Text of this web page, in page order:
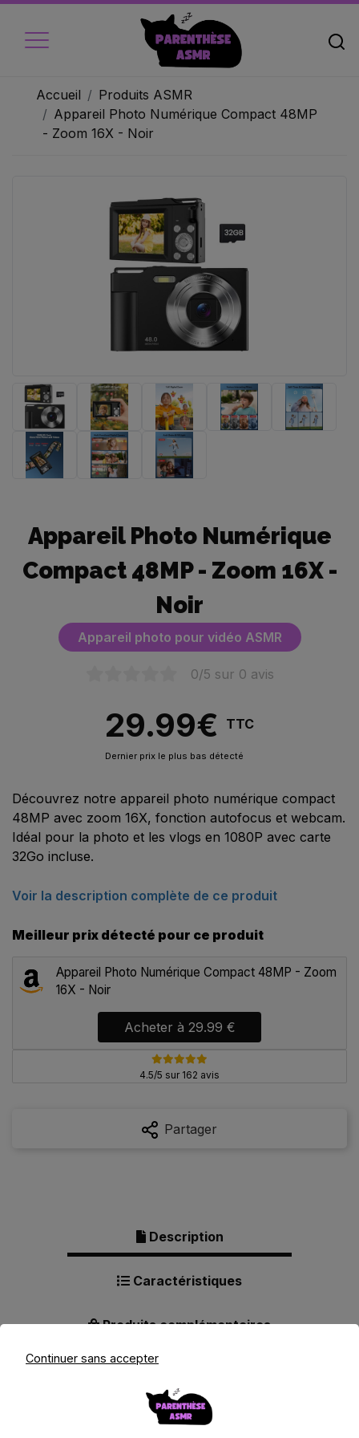
Accueil
Produits ASMR
Appareil Photo Numérique Compact 48MP
- Zoom 16X - Noir
Appareil Photo Numérique
Compact 48MP - Zoom 16X -
Noir
Appareil photo pour vidéo ASMR
0/5 sur 0 avis
29.99€ TTC
Dernier prix le plus bas détecté
Découvrez notre appareil photo numérique compact
48MP avec zoom 16X, fonction autofocus et webcam.
Idéal pour la photo et les vlogs en 1080P avec carte
32Go incluse.
Voir la description complète de ce produit
Meilleur prix détecté pour ce produit
Appareil Photo Numérique Compact 48MP - Zoom
16X - Noir
Acheter à 29.99 €
4.5/5 sur 162 avis
Partager
Description
Caractéristiques
Produits complémentaires
Description pour Appareil Photo
Continuer sans accepter